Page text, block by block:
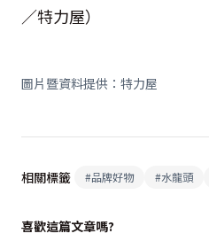
／特力屋）
圖片暨資料提供：特力屋
相關標籤 #品牌好物 #水龍頭
喜歡這篇文章嗎?